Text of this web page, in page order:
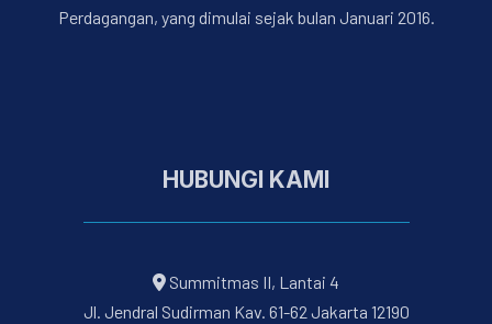
Perdagangan, yang dimulai sejak bulan Januari 2016.
HUBUNGI KAMI
Summitmas II, Lantai 4
Jl. Jendral Sudirman Kav. 61-62 Jakarta 12190